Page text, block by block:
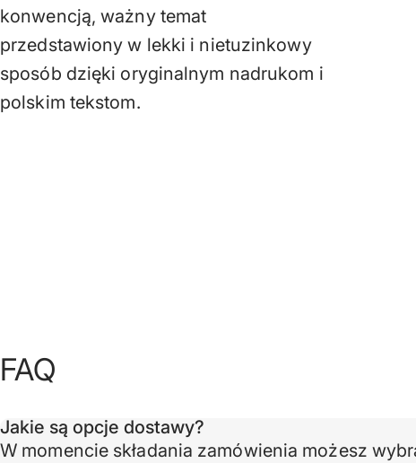
konwencją, ważny temat
przedstawiony w lekki i nietuzinkowy
sposób dzięki oryginalnym nadrukom i
polskim tekstom.
FAQ
Jakie są opcje dostawy?
W momencie składania zamówienia możesz